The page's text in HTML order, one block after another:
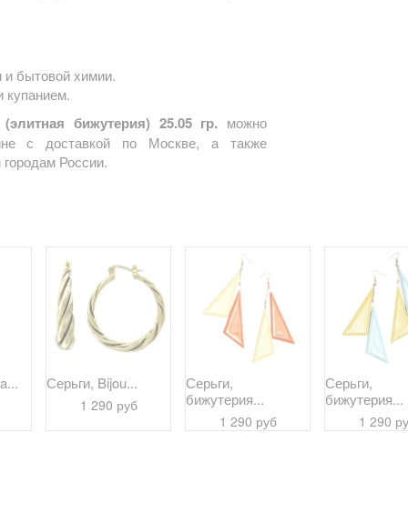
бытовой химии.
бижутерия) 25.05 гр. можно
с доставкой по Москве, а также
России.
Серьги, Bijou...
1 290 руб
Серьги,
бижутерия...
1 290 руб
Серьги,
бижутерия...
1 290